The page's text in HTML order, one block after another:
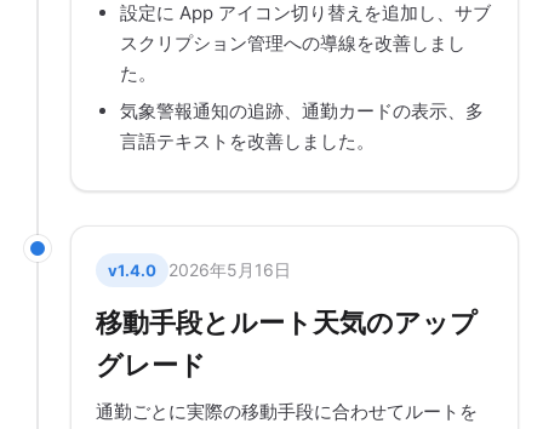
設定に App アイコン切り替えを追加し、サブ
スクリプション管理への導線を改善しまし
た。
気象警報通知の追跡、通勤カードの表示、多
言語テキストを改善しました。
v1.4.0 2026年5月16日
移動手段とルート天気のアップ
グレード
通勤ごとに実際の移動手段に合わせてルートを